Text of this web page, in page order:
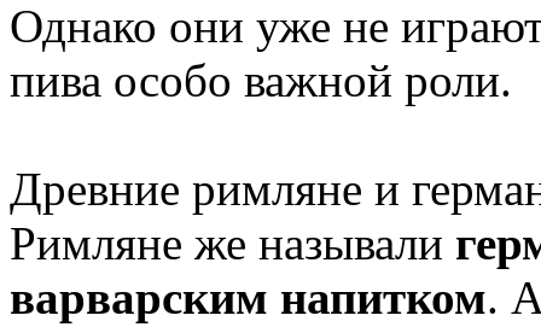
Однако они уже не
пива особо важной роли.
Древние римляне и
Римляне же называли
варварским напитком.